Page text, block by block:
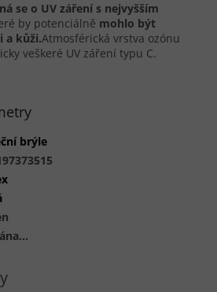
se o UV záření s nejvyšším
by potenciálně mohlo být
a kůži.Atmosférická vrstva ozónu
veškeré UV záření typu C.
brýle